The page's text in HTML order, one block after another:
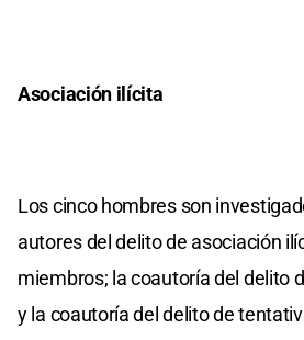
Asociación ilícita
Los cinco hombres son
autores del delito de asociación
miembros; la coautoría del delito
y la coautoría del delito de